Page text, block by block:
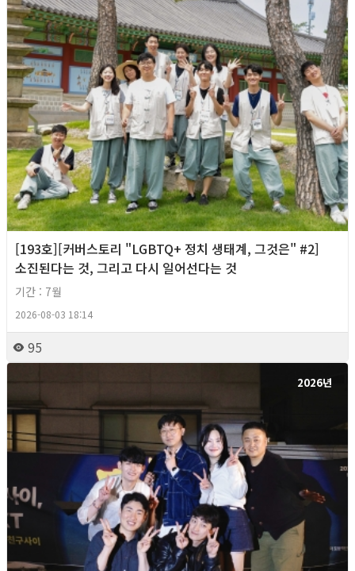
[193호][커버스토리 "LGBTQ+ 정치 생태계, 그것은" #2]
소진된다는 것, 그리고 다시 일어선다는 것
기간 : 7월
2026-08-03 18:14
95
2026년